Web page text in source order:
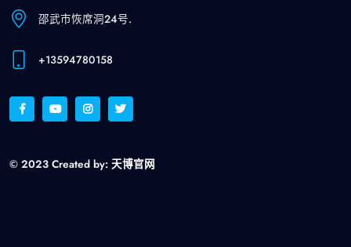
邵武市恢席洞24号.
+13594780158
© 2023 Created by: 天博官网